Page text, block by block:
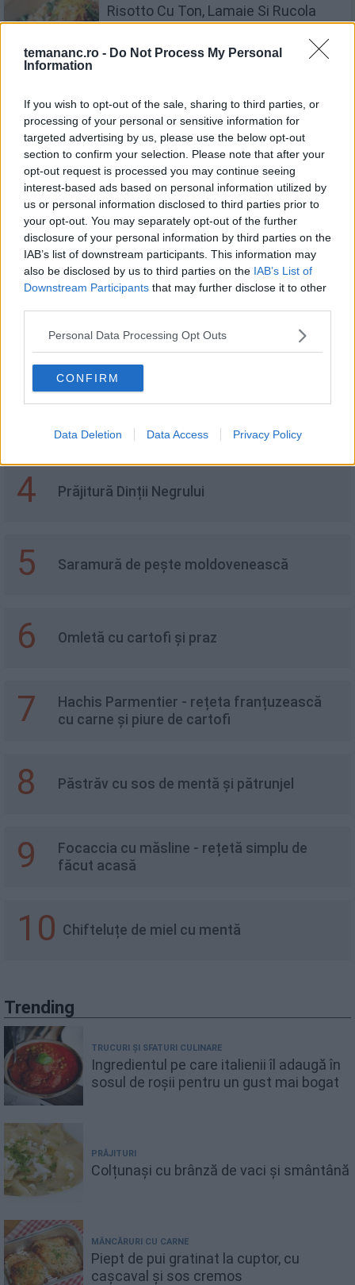
temananc.ro - Do Not Process My Personal
Information
If you wish to opt-out of the sale, sharing to third parties, or
processing of your personal or sensitive information for
targeted advertising by us, please use the below opt-out
section to confirm your selection. Please note that after your
opt-out request is processed you may continue seeing
interest-based ads based on personal information utilized by
us or personal information disclosed to third parties prior to
your opt-out. You may separately opt-out of the further
disclosure of your personal information by third parties on the
IAB’s list of downstream participants. This information may
also be disclosed by us to third parties on the IAB’s List of
Downstream Participants that may further disclose it to other
Personal Data Processing Opt Outs
CONFIRM
Data Deletion Data Access Privacy Policy
Risotto Cu Ton, Lamaie Si Rucola
Risotto Cu Praz Si Lamaie
Recomandări
1 Foi de napolitană cu glazură
2 Pastetă de ficat și carne
3
4 Prăjitură Dinții Negrului
5 Saramură de peşte moldovenească
6 Omletă cu cartofi și praz
7
Hachis Parmentier - rețeta franțuzească
cu carne și piure de cartofi
8 Păstrăv cu sos de mentă și pătrunjel
9
Focaccia cu măsline - rețetă simplu de
făcut acasă
10 Chifteluțe de miel cu mentă
Trending
TRUCURI ȘI SFATURI CULINARE
Ingredientul pe care italienii îl adaugă în
sosul de roșii pentru un gust mai bogat
PRĂJITURI
Colțunași cu brânză de vaci și smântână
MÂNCĂRURI CU CARNE
Piept de pui gratinat la cuptor, cu
cașcaval și sos cremos